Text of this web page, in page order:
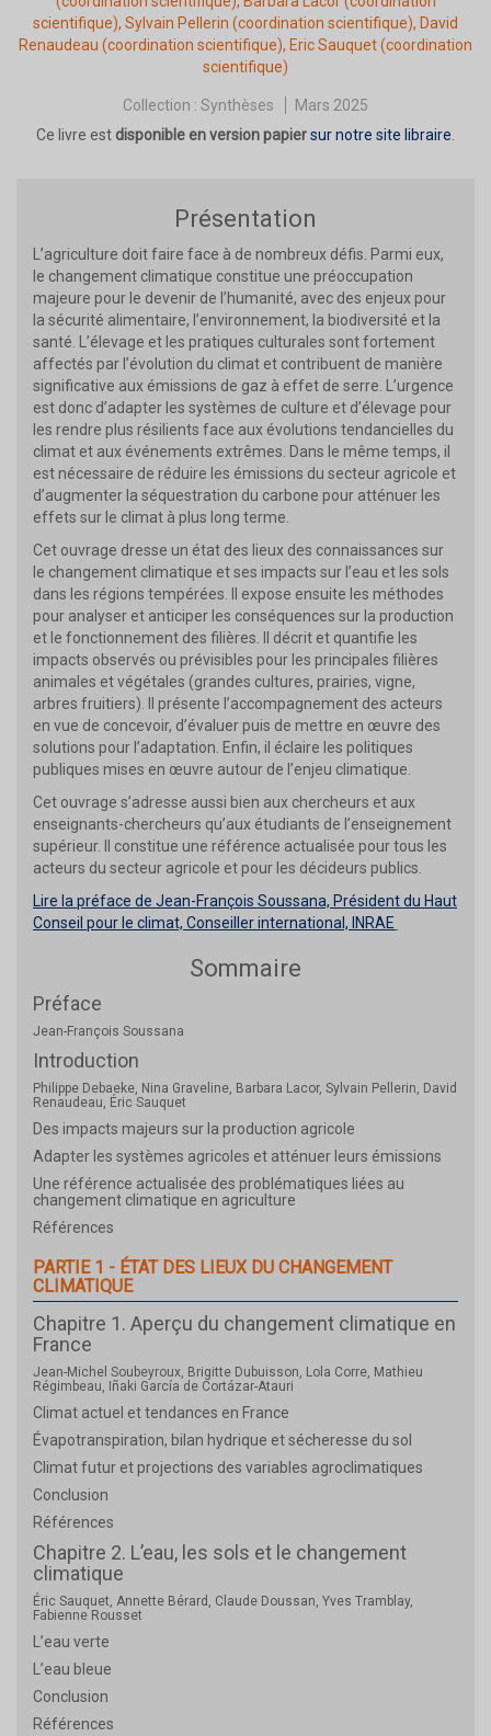
scientifique), Sylvain Pellerin (coordination scientifique), David
Renaudeau (coordination scientifique), Eric Sauquet(coordination
scientifique)
Collection : Synthèses
Mars 2025
Ce livre est disponible en version papiersur notre site libraire.
Présentation
L’agriculture doit faire face à de nombreux défis. Parmi eux,
le changement climatique constitue une préoccupation
majeure pour le devenir de l’humanité, avec des enjeux pour
la sécurité alimentaire, l’environnement, la biodiversité et la
santé. L’élevage et les pratiques culturales sont fortement
affectés par l’évolution du climat et contribuent de manière
significative aux émissions de gaz à effet de serre. L’urgence
est donc d’adapter les systèmes de culture et d’élevage pour
les rendre plus résilients face aux évolutions tendancielles du
climat et aux événements extrêmes. Dans le même temps, il
est nécessaire de réduire les émissions du secteur agricole et
d’augmenter la séquestration du carbone pour atténuer les
effets sur le climat à plus long terme.
Cet ouvrage dresse un état des lieux des connaissances sur
le changement climatique et ses impacts sur l’eau et les sols
dans les régions tempérées. Il expose ensuite les méthodes
pour analyser et anticiper les conséquences sur la production
et le fonctionnement des filières. Il décrit et quantifie les
impacts observés ou prévisibles pour les principales filières
animales et végétales (grandes cultures, prairies, vigne,
arbres fruitiers). Il présente l’accompagnement des acteurs
en vue de concevoir, d’évaluer puis de mettre en œuvre des
solutions pour l’adaptation. Enfin, il éclaire les politiques
publiques mises en œuvre autour de l’enjeu climatique.
Cet ouvrage s’adresse aussi bien aux chercheurs et aux
enseignants-chercheurs qu’aux étudiants de l’enseignement
supérieur. Il constitue une référence actualisée pour tous les
acteurs du secteur agricole et pour les décideurs publics.
Lire la préface de Jean-François Soussana, Président du Haut
Conseil pour le climat, Conseiller international, INRAE
Sommaire
Préface
Jean-François Soussana
Introduction
Philippe Debaeke, Nina Graveline, Barbara Lacor, Sylvain Pellerin, David
Renaudeau, Éric Sauquet
Des impacts majeurs sur la production agricole
Adapter les systèmes agricoles et atténuer leurs émissions
Une référence actualisée des problématiques liées au
changement climatique en agriculture
Références
PARTIE 1 - ÉTAT DES LIEUX DU CHANGEMENT
CLIMATIQUE
Chapitre 1. Aperçu du changement climatique en
France
Jean-Michel Soubeyroux, Brigitte Dubuisson, Lola Corre, Mathieu
Régimbeau, Iñaki García de Cortázar-Atauri
Climat actuel et tendances en France
Évapotranspiration, bilan hydrique et sécheresse du sol
Climat futur et projections des variables agroclimatiques
Conclusion
Références
Chapitre 2. L’eau, les sols et le changement
climatique
Éric Sauquet, Annette Bérard, Claude Doussan, Yves Tramblay,
Fabienne Rousset
L’eau verte
L’eau bleue
Conclusion
Références